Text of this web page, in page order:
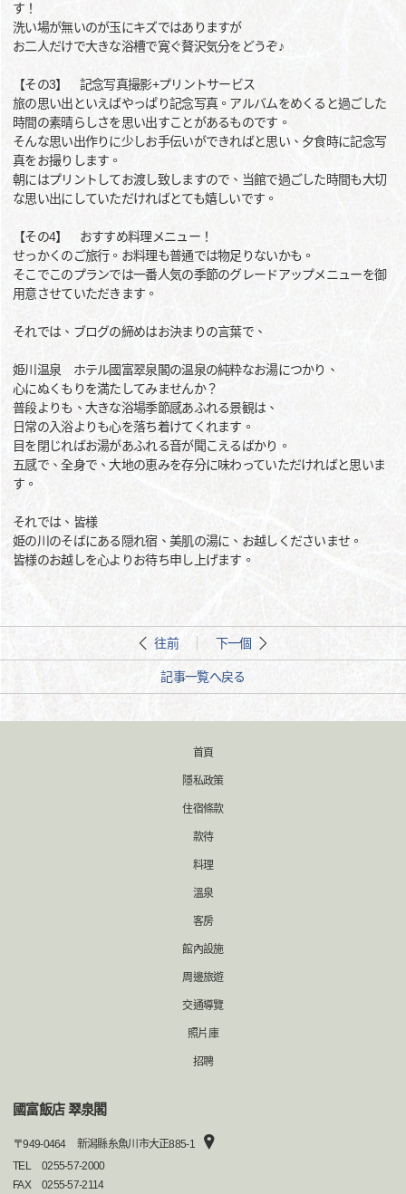
す！
洗い場が無いのが玉にキズではありますが
お二人だけで大きな浴槽で寛ぐ贅沢気分をどうぞ♪
【その3】 記念写真撮影+プリントサービス
旅の思い出といえばやっぱり記念写真。アルバムをめくると過ごした
時間の素晴らしさを思い出すことがあるものです。
そんな思い出作りに少しお手伝いができればと思い、夕食時に記念写
真をお撮りします。
朝にはプリントしてお渡し致しますので、当館で過ごした時間も大切
な思い出にしていただければとても嬉しいです。
【その4】 おすすめ料理メニュー！
せっかくのご旅行。お料理も普通では物足りないかも。
そこでこのプランでは一番人気の季節のグレードアップメニューを御
用意させていただきます。
それでは、ブログの締めはお決まりの言葉で、
姫川温泉 ホテル國富翠泉閣の温泉の純粋なお湯につかり、
心にぬくもりを満たしてみませんか？
普段よりも、大きな浴場季節感あふれる景観は、
日常の入浴よりも心を落ち着けてくれます。
目を閉じればお湯があふれる音が聞こえるばかり。
五感で、全身で、大地の恵みを存分に味わっていただければと思いま
す。
それでは、皆様
姫の川のそばにある隠れ宿、美肌の湯に、お越しくださいませ。
皆様のお越しを心よりお待ち申し上げます。
往前 下一個
記事一覧へ戻る
首頁
隱私政策
住宿條款
款待
料理
溫泉
客房
館內設施
周邊旅遊
交通導覽
照片庫
招聘
國富飯店 翠泉閣
〒949-0464
新潟縣糸魚川市大正885-1
TEL
0255-57-2000
FAX
0255-57-2114